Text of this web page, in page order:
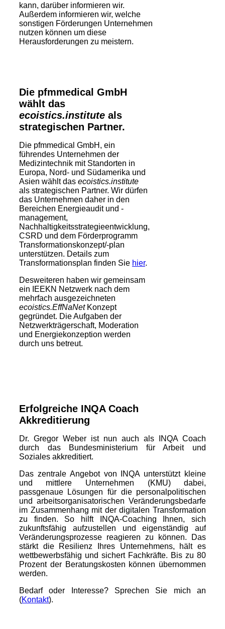
kann, darüber informieren wir.
Außerdem informieren wir, welche
sonstigen Förderungen Unternehmen
nutzen können um diese
Herausforderungen zu meistern.
Die pfmmedical GmbH
wählt das
ecoistics.instituteals
strategischen Partner.
Die pfmmedical GmbH, ein
führendes Unternehmen der
Medizintechnik mit Standorten in
Europa, Nord- und Südamerika und
Asien wählt das ecoistics.institute
als strategischen Partner. Wir dürfen
das Unternehmen daher in den
Bereichen Energieaudit und -
management,
Nachhaltigkeitsstrategieentwicklung,
CSRD und dem Förderprogramm
Transformationskonzept/-plan
unterstützen. Details zum
Transformationsplan finden Sie hier.
Desweiteren haben wir gemeinsam
ein IEEKN Netzwerk nach dem
mehrfach ausgezeichneten
ecoistics.EffNaNetKonzept
gegründet. Die Aufgaben der
Netzwerkträgerschaft, Moderation
und Energiekonzeption werden
durch uns betreut.
Erfolgreiche INQA Coach
Akkreditierung
Dr. Gregor Weber ist nun auch als INQA Coach
durch das Bundesministerium für Arbeit und
Soziales akkreditiert.
Das zentrale Angebot von INQA unterstützt kleine
und mittlere Unternehmen (KMU) dabei,
passgenaue Lösungen für die personalpolitischen
und arbeitsorganisatorischen Veränderungsbedarfe
im Zusammenhang mit der digitalen Transformation
zu finden. So hilft INQA-Coaching Ihnen, sich
zukunftsfähig aufzustellen und eigenständig auf
Veränderungsprozesse reagieren zu können. Das
stärkt die Resilienz Ihres Unternehmens, hält es
wettbewerbsfähig und sichert Fachkräfte. Bis zu 80
Prozent der Beratungskosten können übernommen
werden.
Bedarf oder Interesse? Sprechen Sie mich an
(Kontakt).